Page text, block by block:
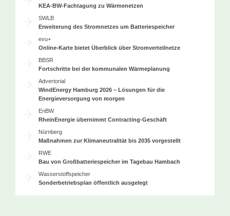
KEA-BW-Fachtagung zu Wärmenetzen
SWLB
Erweiterung des Stromnetzes um Batteriespeicher
evu+
Online-Karte bietet Überblick über Stromverteilnetze
BBSR
Fortschritte bei der kommunalen Wärmeplanung
Advertorial
WindEnergy Hamburg 2026 – Lösungen für die
Energieversorgung von morgen
EnBW
RheinEnergie übernimmt Contracting-Geschäft
Nürnberg
Maßnahmen zur Klimaneutralität bis 2035 vorgestellt
RWE
Bau von Großbatteriespeicher im Tagebau Hambach
Wasserstoffspeicher
Sonderbetriebsplan öffentlich ausgelegt